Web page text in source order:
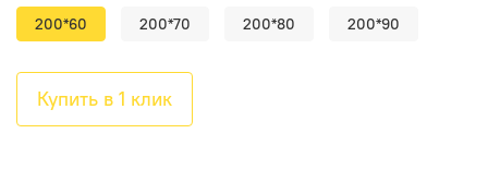
Купить в 1 клик
200*60 200*70 200*80 200*90